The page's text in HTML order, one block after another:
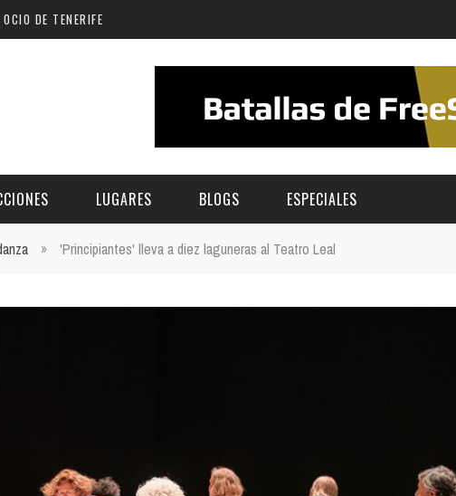
DE TENERIFE
LUGARES BLOGS ESPECIALES
» 'Principiantes' lleva a diez laguneras al Teatro Leal